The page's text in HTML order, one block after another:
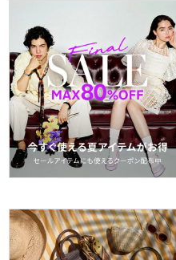
ヘアアクセサリー
マタニティウェア・ベビ
ー用品
スーツ・フォーマル
水着・スイムグッズ
スキンケア